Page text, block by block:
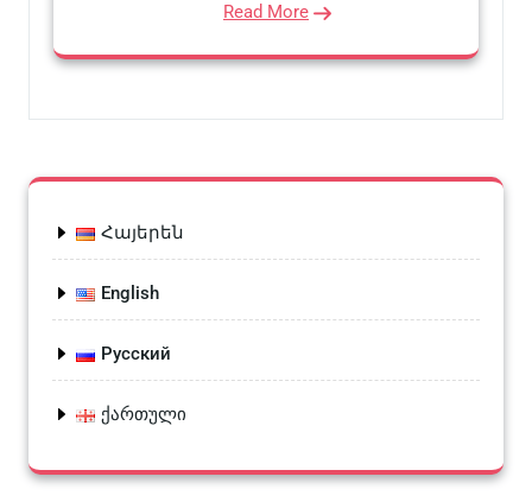
Read More
Հայերեն
English
Русский
ქართული